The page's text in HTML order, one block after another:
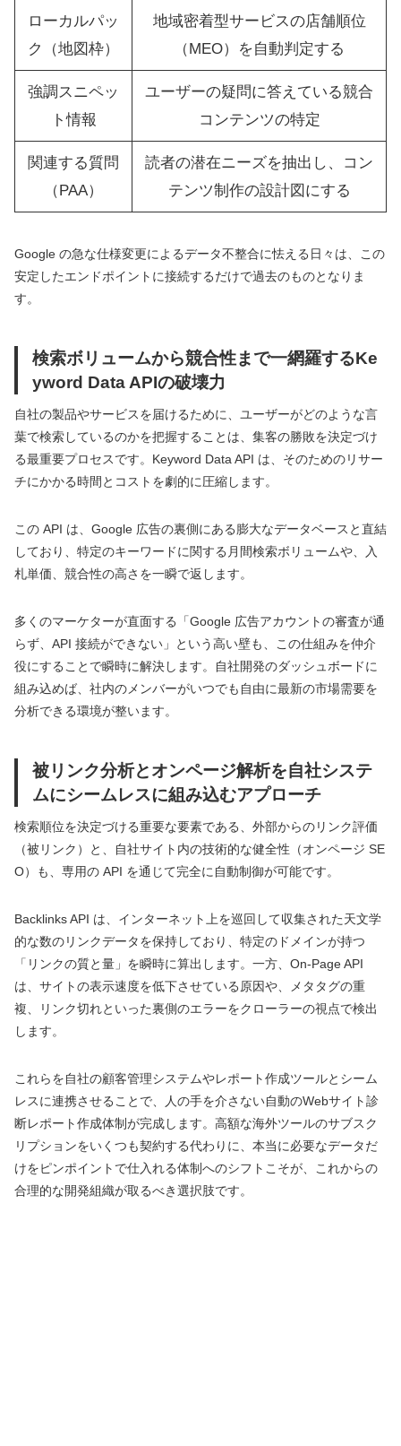
ローカルパッ
ク（地図枠）
地域密着型サービスの店舗順位
（MEO）を自動判定する
強調スニペッ
ト情報
ユーザーの疑問に答えている競合
コンテンツの特定
関連する質問
（PAA）
読者の潜在ニーズを抽出し、コン
テンツ制作の設計図にする
Google の急な仕様変更によるデータ不整合に怯える日々は、この
安定したエンドポイントに接続するだけで過去のものとなりま
す。
検索ボリュームから競合性まで一網羅するKe
yword Data APIの破壊力
自社の製品やサービスを届けるために、ユーザーがどのような言
葉で検索しているのかを把握することは、集客の勝敗を決定づけ
る最重要プロセスです。Keyword Data API は、そのためのリサー
チにかかる時間とコストを劇的に圧縮します。
この API は、Google 広告の裏側にある膨大なデータベースと直結
しており、特定のキーワードに関する月間検索ボリュームや、入
札単価、競合性の高さを一瞬で返します。
多くのマーケターが直面する「Google 広告アカウントの審査が通
らず、API 接続ができない」という高い壁も、この仕組みを仲介
役にすることで瞬時に解決します。自社開発のダッシュボードに
組み込めば、社内のメンバーがいつでも自由に最新の市場需要を
分析できる環境が整います。
被リンク分析とオンページ解析を自社システ
ムにシームレスに組み込むアプローチ
検索順位を決定づける重要な要素である、外部からのリンク評価
（被リンク）と、自社サイト内の技術的な健全性（オンページ SE
O）も、専用の API を通じて完全に自動制御が可能です。
Backlinks API は、インターネット上を巡回して収集された天文学
的な数のリンクデータを保持しており、特定のドメインが持つ
「リンクの質と量」を瞬時に算出します。一方、On-Page API
は、サイトの表示速度を低下させている原因や、メタタグの重
複、リンク切れといった裏側のエラーをクローラーの視点で検出
します。
これらを自社の顧客管理システムやレポート作成ツールとシーム
レスに連携させることで、人の手を介さない自動のWebサイト診
断レポート作成体制が完成します。高額な海外ツールのサブスク
リプションをいくつも契約する代わりに、本当に必要なデータだ
けをピンポイントで仕入れる体制へのシフトこそが、これからの
合理的な開発組織が取るべき選択肢です。